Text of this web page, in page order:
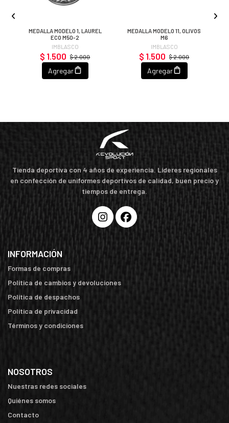
MEDALLA MODELO 1, LAUREL
ECO M50-2
IMBLASCO
$ 2.000
$ 1.500
Agregar
MEDALLA MODELO 11, OLIVOS
M6
IMBLASCO
$ 2.000
$ 1.500
Agregar
Tienda deportiva con 4 años de experiencia. Líderes regionales
en confección de uniformes deportivos de calidad, buen precio y
tiempos de entrega.
INFORMACIÓN
Formas de compras
Política de cambios y devoluciones
Política de despachos
Política de privacidad
Términos y condiciones
NOSOTROS
Nuestras redes sociales
Quiénes somos
Contacto